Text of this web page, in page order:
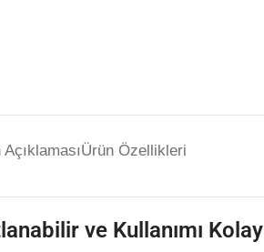
Ürün Özellikleri
ve Kullanımı Kolay